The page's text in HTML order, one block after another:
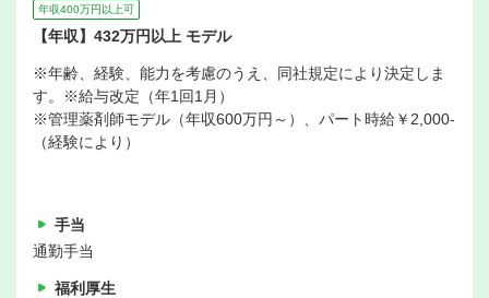
年収400万円以上可
【年収】432万円以上 モデル
※年齢、経験、能力を考慮のうえ、同社規定により決定しま
す。※給与改定（年1回1月）
※管理薬剤師モデル（年収600万円～）、パート時給￥2,000-
（経験により）
手当
通勤手当
福利厚生